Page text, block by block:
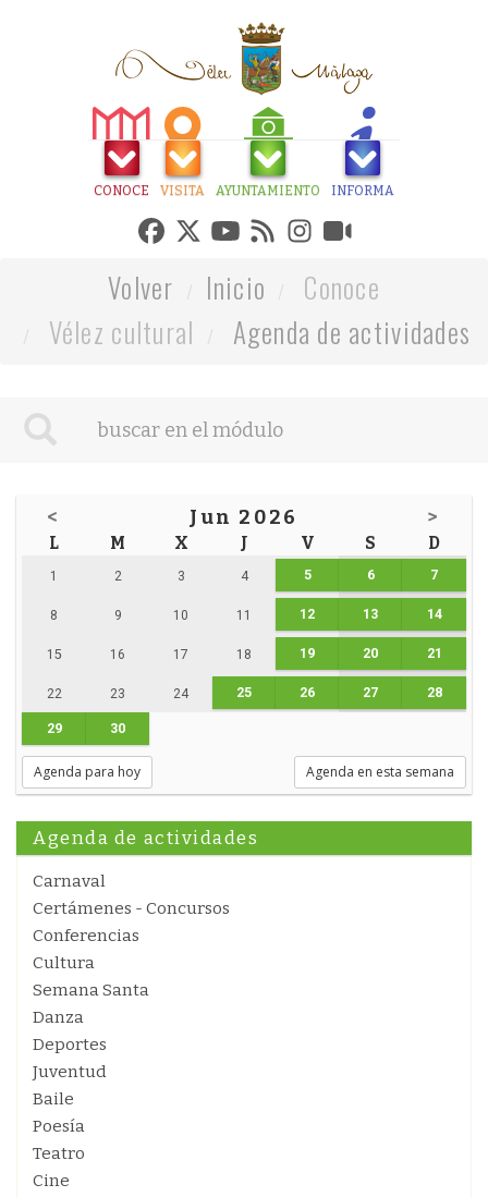
CONOCE VISITA AYUNTAMIENTO INFORMA
Volver Inicio
Conoce
Vélez cultural
Agenda de actividades
< Jun 2026 >
L M X J V S D
1 2 3 4 5 6 7
8 9 10 11 12 13 14
15 16 17 18 19 20 21
22 23 24 25 26 27 28
29 30
Agenda para hoy Agenda en esta semana
Agenda de actividades
Carnaval
Certámenes - Concursos
Conferencias
Cultura
Semana Santa
Danza
Deportes
Juventud
Baile
Poesía
Teatro
Cine